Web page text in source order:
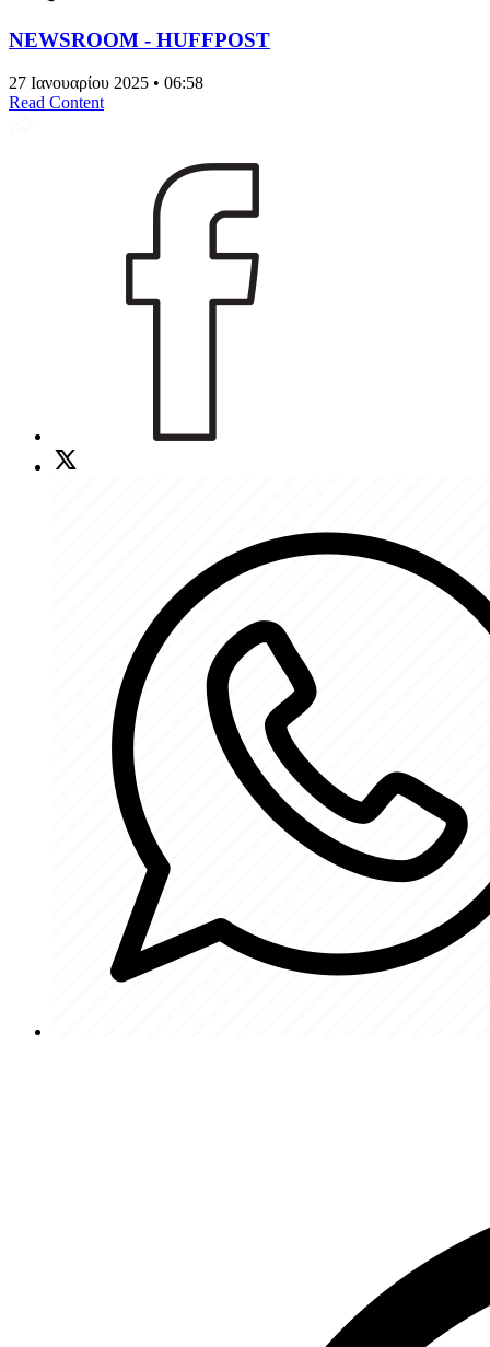
NEWSROOM - HUFFPOST
27 Ιανουαρίου 2025 • 06:58
Read Content